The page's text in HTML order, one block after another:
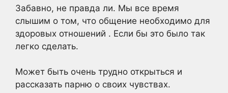
Забавно, не правда ли. Мы все время
слышим о том, что общение необходимо для
здоровых отношений . Если бы это было так
легко сделать.
Может быть очень трудно открыться и
рассказать парню о своих чувствах.